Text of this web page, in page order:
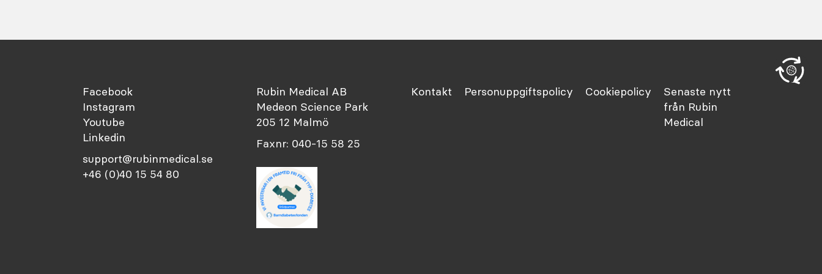
Facebook
Instagram
Youtube
Linkedin
support@rubinmedical.se
+46 (0)40 15 54 80
Rubin Medical AB
Medeon Science Park
205 12 Malmö
Faxnr: 040-15 58 25
Kontakt Personuppgiftspolicy Cookiepolicy
Senaste nytt
från Rubin
Medical